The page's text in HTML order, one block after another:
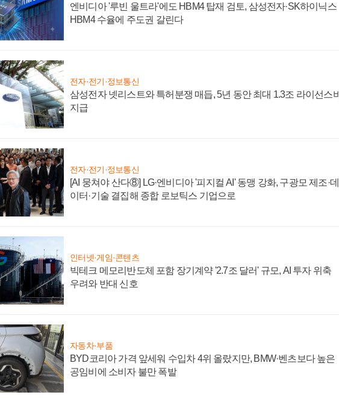
엔비디아 '루빈 울트라'에도 HBM4 탑재 검토, 삼성전자·SK하이닉스
HBM4 수율에 주도권 갈린다
전자·전기·정보통신
삼성전자 넷리스트와 특허분쟁 매듭, 5년 동안 최대 1.3조 라이선스비
지급
전자·전기·정보통신
[AI 뭉쳐야 산다⑧] LG·엔비디아 '피지컬 AI' 동맹 강화, 구광모 제조·데
이터·기술 결집해 종합 로보틱스 기업으로
인터넷·게임·콘텐츠
빅테크 메모리반도체 포함 장기계약 '2.7조 달러' 규모, AI 투자 위축
우려와 반대 신호
자동차·부품
BYD코리아 가격 앞세워 수입차 4위 올랐지만, BMW·벤츠보다 높은
공임비에 소비자 불만 폭발